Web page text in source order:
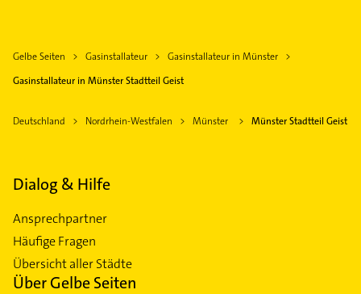
Gelbe Seiten Gasinstallateur
Gasinstallateur in Münster
Gasinstallateur in Münster Stadtteil Geist
Deutschland Nordrhein-Westfalen Münster Münster Stadtteil Geist
Dialog & Hilfe
Ansprechpartner
Häufige Fragen
Übersicht aller Städte
Über Gelbe Seiten